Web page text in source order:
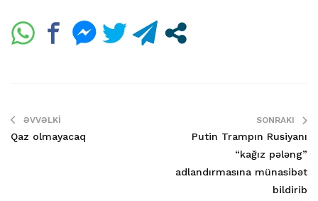
ƏVVƏLKI
Qaz olmayacaq
SONRAKI
Putin Trampın Rusiyanı
“kağız pələng”
adlandırmasına münasibət
bildirib